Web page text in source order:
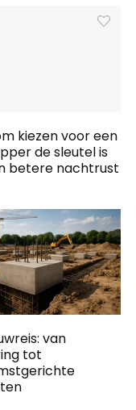
kiezen voor een
de sleutel is
betere nachtrust
van
tot